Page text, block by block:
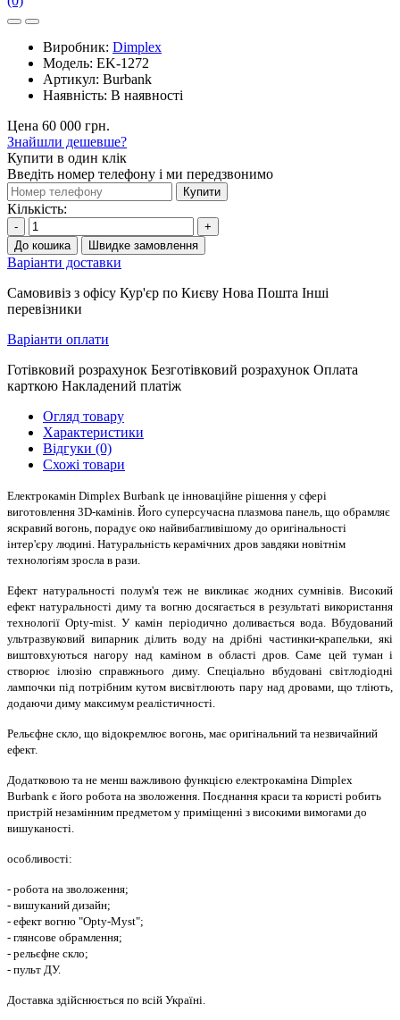
Виробник: Dimplex
Модель: EK-1272
Артикул: Burbank
Наявність: В наявності
Цена 60 000 грн.
Знайшли дешевше?
Купити в один клік
Введіть номер телефону і ми передзвонимо
Купити
Кількість:
-
+
До кошика
Швидке замовлення
Варіанти доставки
Самовивіз з офісу Кур'єр по Києву Нова Пошта Інші
перевізники
Варіанти оплати
Готівковий розрахунок Безготівковий розрахунок Оплата
карткою Накладений платіж
Огляд товару
Характеристики
Відгуки (0)
Схожі товари
Електрокамін Dimplex Burbank це інноваційне рішення у сфері
виготовлення 3D-камінів. Його суперсучасна плазмова панель, що обрамляє
яскравий вогонь, порадує око найвибагливішому до оригінальності
інтер'єру людині. Натуральність керамічних дров завдяки новітнім
технологіям зросла в рази.
Ефект натуральності полум'я теж не викликає жодних сумнівів. Високий
ефект натуральності диму та вогню досягається в результаті використання
технології Opty-mist. У камін періодично доливається вода. Вбудований
ультразвуковий випарник ділить воду на дрібні частинки-крапельки, які
виштовхуються нагору над каміном в області дров. Саме цей туман і
створює ілюзію справжнього диму. Спеціально вбудовані світлодіодні
лампочки під потрібним кутом висвітлюють пару над дровами, що тліють,
додаючи диму максимум реалістичності.
Рельєфне скло, що відокремлює вогонь, має оригінальний та незвичайний
ефект.
Додатковою та не менш важливою функцією електрокаміна Dimplex
Burbank є його робота на зволоження. Поєднання краси та користі робить
пристрій незамінним предметом у приміщенні з високими вимогами до
вишуканості.
особливості:
- робота на зволоження;
- вишуканий дизайн;
- ефект вогню "Opty-Mуst";
- глянсове обрамлення;
- рельєфне скло;
- пульт ДУ.
Доставка здійснюється по всій Україні.